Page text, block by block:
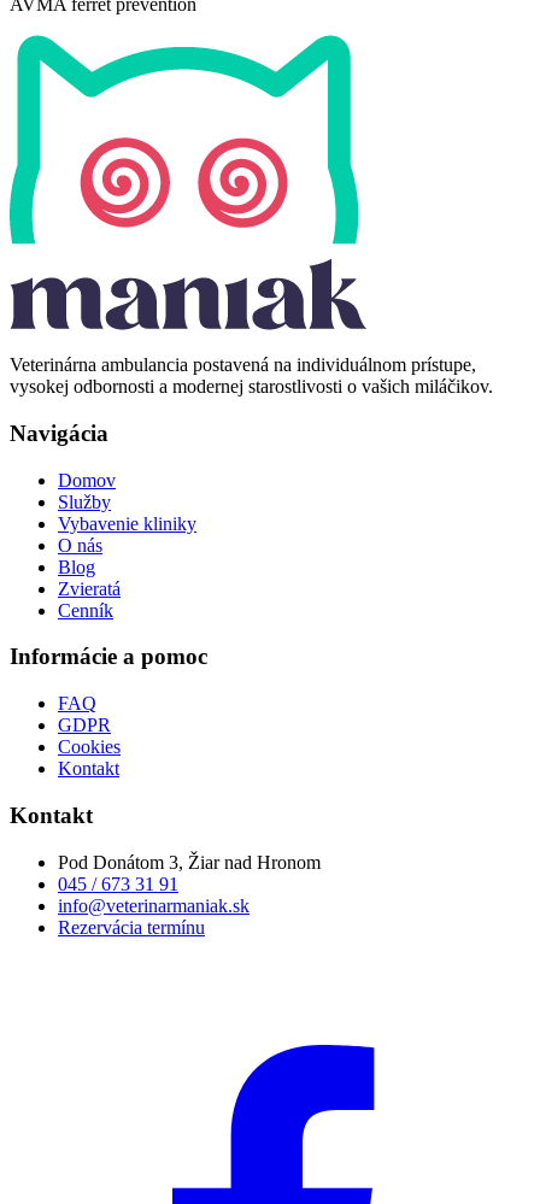
AVMA ferret prevention
prevention
Veterinárna ambulancia postavená na individuálnom prístupe,
vysokej odbornosti a modernej starostlivosti o vašich miláčikov.
Navigácia
Domov
Služby
Vybavenie kliniky
O nás
Blog
Zvieratá
Cenník
Informácie a pomoc
FAQ
GDPR
Cookies
Kontakt
Kontakt
Pod Donátom 3, Žiar nad Hronom
045 / 673 31 91
info@veterinarmaniak.sk
Rezervácia termínu